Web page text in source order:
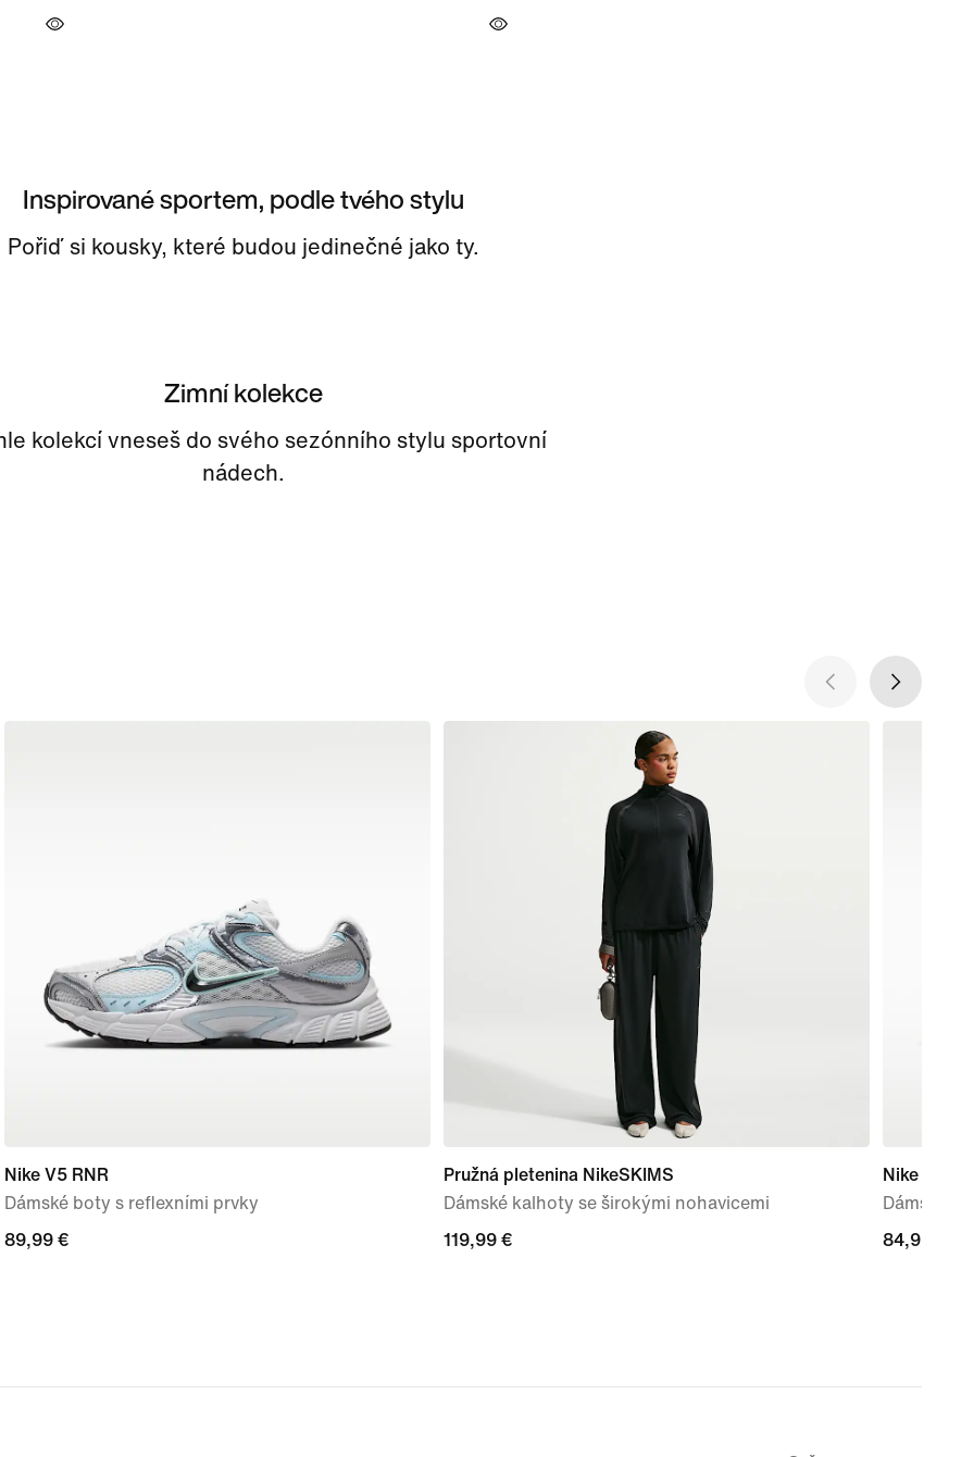
Inspirované sportem, podle tvého stylu
Pořiď si kousky, které budou jedinečné jako ty.
Zimní kolekce
kolekcí vneseš do svého sezónního stylu sportovní
nádech.
Nike V5 RNR
Dámské boty s reflexními prvky
89,99 €
89,99 €
Pružná pletenina NikeSKIMS
Dámské kalhoty se širokými nohavicemi
119,99 €
119,99 €
Nike
Dámské
84,99 €
84,99 €